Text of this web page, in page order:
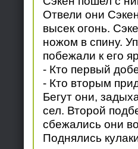
Отвели они
высек огонь.
ножом в спину.
побежали к его
- Кто первый
- Кто вторым
Бегут они,
сел. Второй
сбежались они
Поднялись